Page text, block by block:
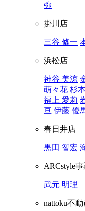
弥
掛川店
三谷 修一
浜松店
神谷 美涼
萌々花 杉
福上 愛莉
亘 伊藤 優
春日井店
黒田 智宏
ARCstyle事
武元 明理
nattoku不動